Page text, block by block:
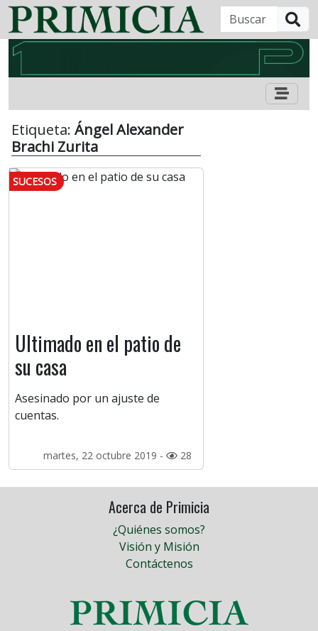
Etiqueta: Ángel Alexander
Brachi Zurita
SUCESOS
Ultimado en el patio de
su casa
Asesinado por un ajuste de
cuentas.
martes, 22 octubre 2019 - 28
Acerca de Primicia
¿Quiénes somos?
Visión y Misión
Contáctenos